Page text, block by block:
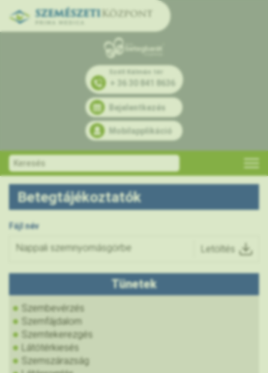
+ 36 30 841 8636
Bejelentkezés
Mobilapplikáció
Betegtájékoztatók
Fájl név
Nappali szemnyomásgörbe Letöltés
Tünetek
Szembevérzés
Szemfájdalom
Szemtekerezgés
Látótérkiesés
Szemszárazság